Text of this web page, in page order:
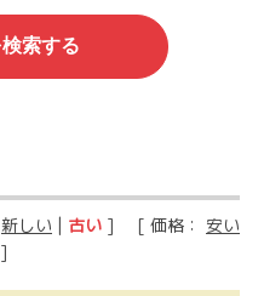
新しい | 古い ] [ 価格： 安い
]